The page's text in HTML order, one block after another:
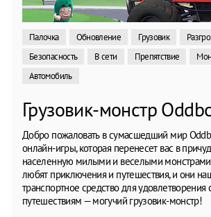
Палочка Обновление Грузовик
Безопасность
В сети Препятствие
Автомобиль
Грузовик-монстр
Добро пожаловать в сумасшедший мир
онлайн-игры, которая перенесет вас в
населенную милыми и веселыми
любят приключения и путешествия, и они
транспортное средство для удовлетворения
путешествиям — могучий грузовик-монстр!